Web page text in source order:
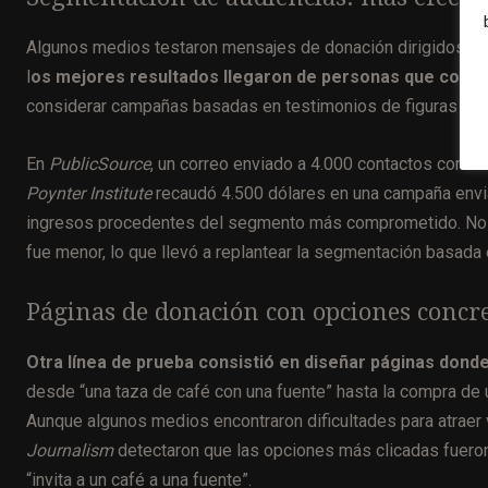
Algunos medios testaron mensajes de donación dirigidos
los mejores resultados llegaron de personas que
considerar campañas basadas en testimonios de figuras
En PublicSource, un correo enviado a 4.000 contactos con
Poynter Instituterecaudó 4.500 dólares en una campaña
ingresos procedentes del segmento más comprometido.
fue menor, lo que llevó a replantear la segmentación
Páginas de donación con opciones
Otra línea de prueba consistió en diseñar páginas
desde “una taza de café con una fuente” hasta la compra
Aunque algunos medios encontraron dificultades para
Journalismdetectaron que las opciones más clicadas
“invita a un café a una fuente”.